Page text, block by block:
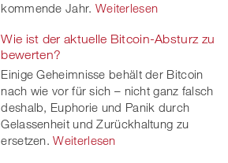
kommende Jahr. Weiterlesen
Wie ist der aktuelle Bitcoin-Absturz zu
bewerten?
Einige Geheimnisse behält der Bitcoin
nach wie vor für sich – nicht ganz falsch
deshalb, Euphorie und Panik durch
Gelassenheit und Zurückhaltung zu
ersetzen. Weiterlesen